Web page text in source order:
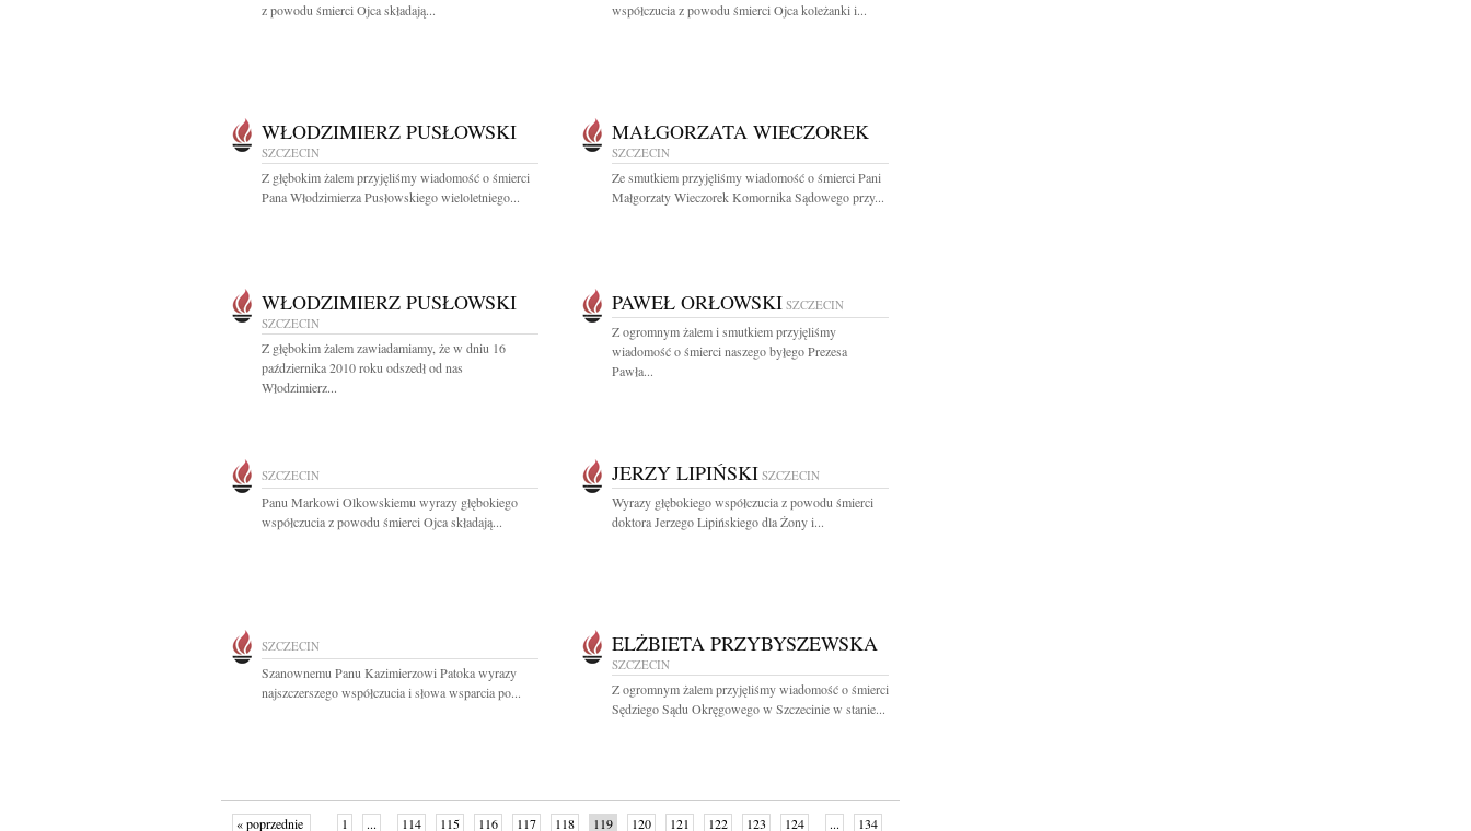
z powodu śmierci Ojca składają...
współczucia z powodu śmierci Ojca koleżanki i...
WŁODZIMIERZ PUSŁOWSKI
SZCZECIN
Z głębokim żalem przyjęliśmy wiadomość o śmierci
Pana Włodzimierza Pusłowskiego wieloletniego...
MAŁGORZATA WIECZOREK
SZCZECIN
Ze smutkiem przyjęliśmy wiadomość o śmierci Pani
Małgorzaty Wieczorek Komornika Sądowego przy...
WŁODZIMIERZ PUSŁOWSKI
SZCZECIN
Z głębokim żalem zawiadamiamy, że w dniu 16
października 2010 roku odszedł od nas
Włodzimierz...
PAWEŁ ORŁOWSKI SZCZECIN
Z ogromnym żalem i smutkiem przyjęliśmy
wiadomość o śmierci naszego byłego Prezesa
Pawła...
SZCZECIN
Panu Markowi Olkowskiemu wyrazy głębokiego
współczucia z powodu śmierci Ojca składają...
JERZY LIPIŃSKI SZCZECIN
Wyrazy głębokiego współczucia z powodu śmierci
doktora Jerzego Lipińskiego dla Żony i...
SZCZECIN
Szanownemu Panu Kazimierzowi Patoka wyrazy
najszczerszego współczucia i słowa wsparcia po...
ELŻBIETA PRZYBYSZEWSKA
SZCZECIN
Z ogromnym żalem przyjęliśmy wiadomość o śmierci
Sędziego Sądu Okręgowego w Szczecinie w stanie...
« poprzednie 1 ... 114 115 116 117 118 119 120 121 122 123 124 ... 134